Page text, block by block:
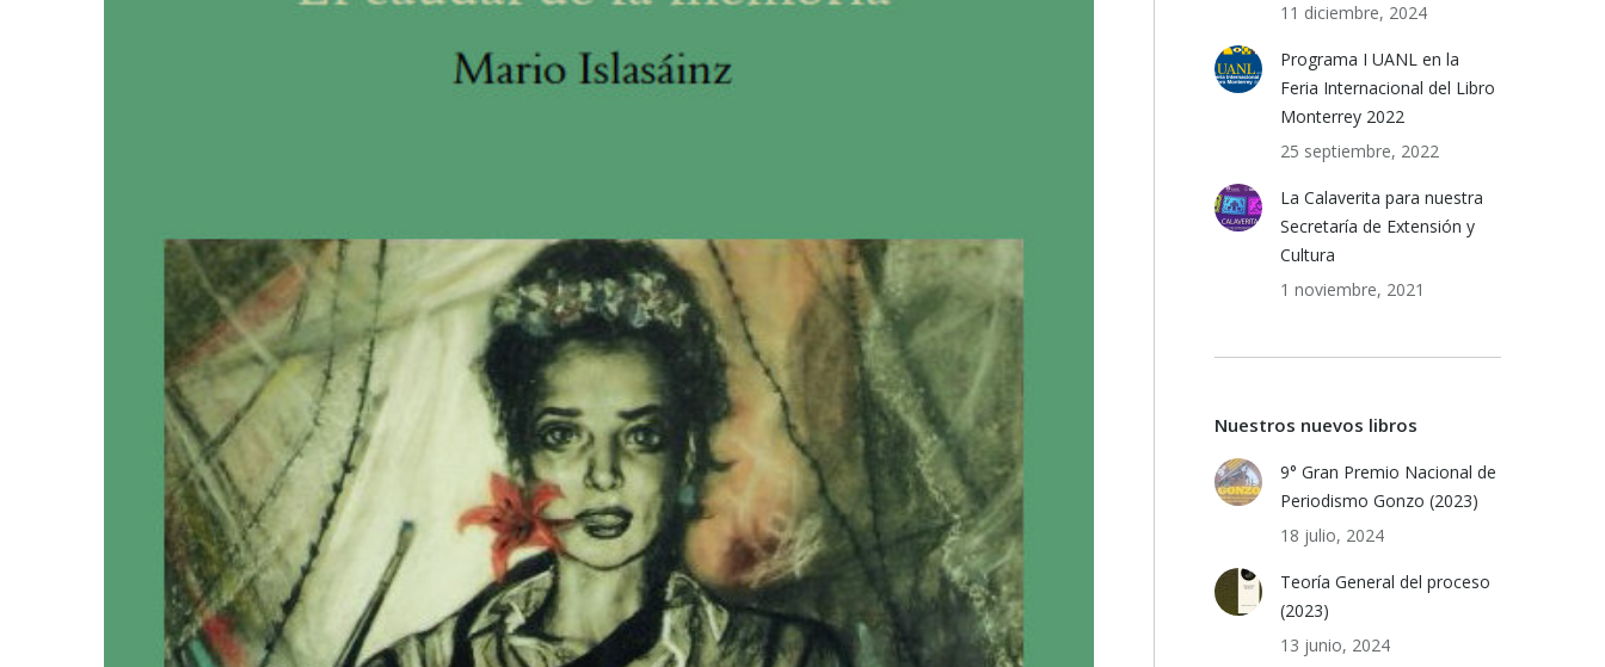
11 diciembre, 2024
Programa I UANL en la
Feria Internacional del Libro
Monterrey 2022
25 septiembre, 2022
La Calaverita para nuestra
Secretaría de Extensión y
Cultura
1 noviembre, 2021
Nuestros nuevos libros
9° Gran Premio Nacional de
Periodismo Gonzo (2023)
18 julio, 2024
Teoría General del proceso
(2023)
13 junio, 2024